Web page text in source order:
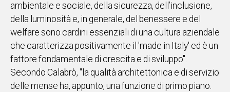
ambientale e sociale, della sicurezza, dell’inclusione,
della luminosità e, in generale, del benessere e del
welfare sono cardini essenziali di una cultura aziendale
che caratterizza positivamente il 'made in Italy' ed è un
fattore fondamentale di crescita e di sviluppo".
Secondo Calabrò, "la qualità architettonica e di servizio
delle mense ha, appunto, una funzione di primo piano.